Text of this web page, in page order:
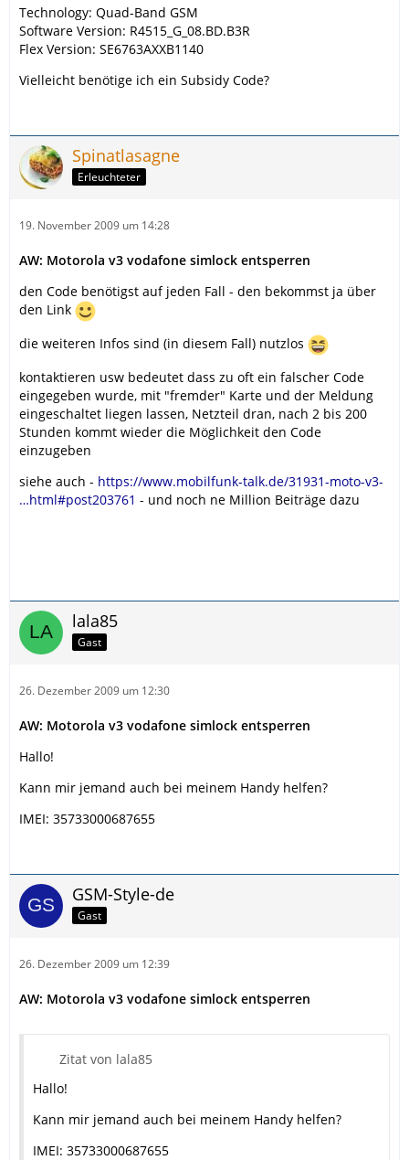
Technology: Quad-Band GSM
Software Version: R4515_G_08.BD.B3R
Flex Version: SE6763AXXB1140
Vielleicht benötige ich ein Subsidy Code?
Spinatlasagne
Erleuchteter
19. November 2009 um 14:28
AW: Motorola v3 vodafone simlock entsperren
den Code benötigst auf jeden Fall - den bekommst ja über
den Link
die weiteren Infos sind (in diesem Fall) nutzlos
kontaktieren usw bedeutet dass zu oft ein falscher Code
eingegeben wurde, mit "fremder" Karte und der Meldung
eingeschaltet liegen lassen, Netzteil dran, nach 2 bis 200
Stunden kommt wieder die Möglichkeit den Code
einzugeben
siehe auch - https://www.mobilfunk-talk.de/31931-moto-v3-
…html#post203761 - und noch ne Million Beiträge dazu
lala85
Gast
26. Dezember 2009 um 12:30
AW: Motorola v3 vodafone simlock entsperren
Hallo!
Kann mir jemand auch bei meinem Handy helfen?
IMEI: 35733000687655
GSM-Style-de
Gast
26. Dezember 2009 um 12:39
AW: Motorola v3 vodafone simlock entsperren
Zitat von lala85
Hallo!
Kann mir jemand auch bei meinem Handy helfen?
IMEI: 35733000687655